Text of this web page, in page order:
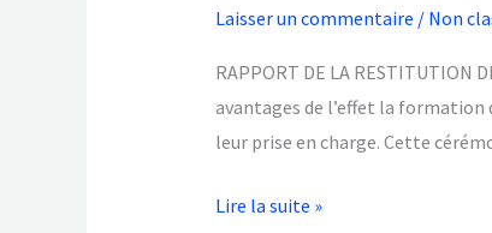
Laisser un commentaire / Non
RAPPORT DE LA
avantages de l’effet la formation
leur prise en charge. Cette
RESTITUTION
DES
DONNEES
PROJET
Lire la suite »